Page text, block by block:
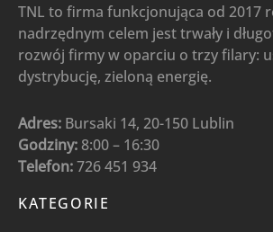
TNL to firma funkcjonująca od 2017
nadrzędnym celem jest trwały i
rozwój firmy w oparciu o trzy filary:
dystrybucję, zieloną energię.
Adres: Bursaki 14, 20-150 Lublin
Godziny: 8:00 – 16:30
Telefon:726 451 934
KATEGORIE